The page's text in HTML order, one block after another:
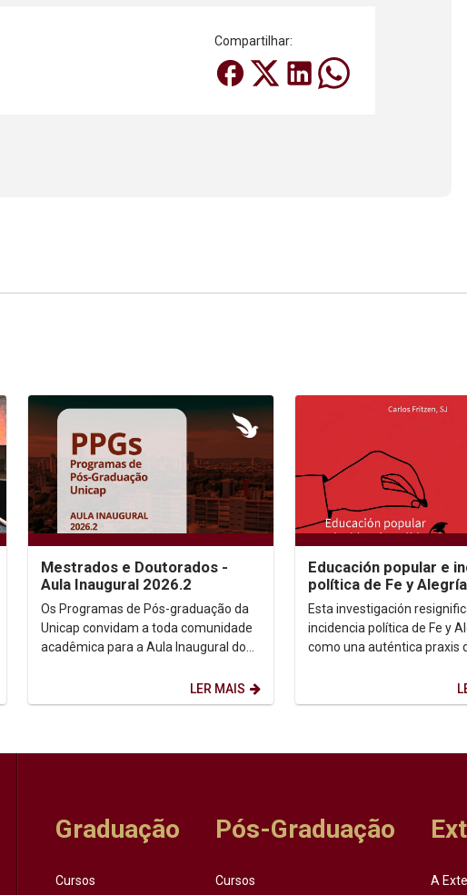
Compartilhar:
Mestrados e Doutorados -
Aula Inaugural 2026.2
Os Programas de Pós-graduação da
Unicap convidam a toda comunidade
acadêmica para a Aula Inaugural do
LER MAIS
Educación popular e
política de Fe y Alegría
Esta investigación
incidencia política de Fe y
como una auténtica praxis
Graduação
Cursos
Pós-Graduação
Cursos A